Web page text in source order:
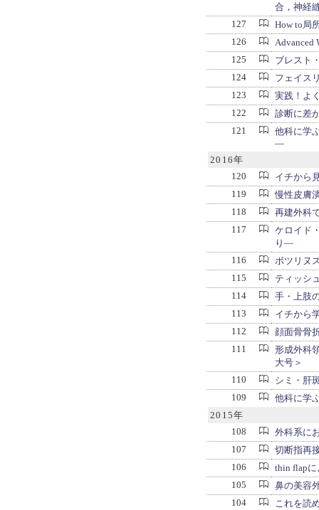
合，神経
127
How to局
126
Advanced
125
ブレスト
124
フェイス
123
実践！よ
122
診断に差
121
他科に学
―
2016年
120
イチから
119
慢性皮膚
118
再建外科
117
ケロイド
り―
116
ボツリヌ
115
ティッシ
114
手・上肢
113
イチから
112
顔面骨骨
111
形成外科
大号＞
110
シミ・肝
109
他科に学
2015年
108
外科系に
107
切断指再
106
thin flap
105
鼻の美容
104
これを読